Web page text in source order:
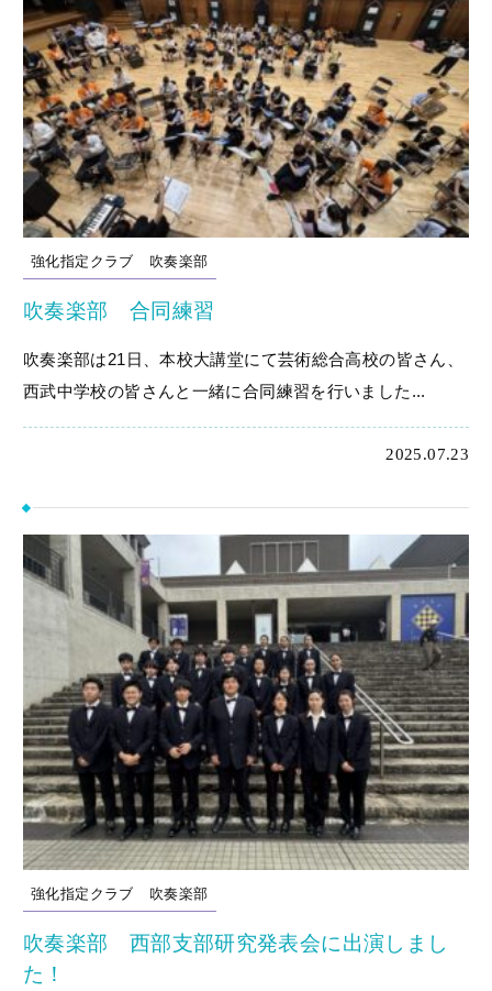
強化指定クラブ 吹奏楽部
吹奏楽部 合同練習
吹奏楽部は21日、本校大講堂にて芸術総合高校の皆さん、
西武中学校の皆さんと一緒に合同練習を行いました...
2025.07.23
強化指定クラブ 吹奏楽部
吹奏楽部 西部支部研究発表会に出演しまし
た！